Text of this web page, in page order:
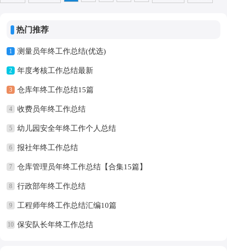
热门推荐
1 测量员年终工作总结(优选)
2 年度考核工作总结最新
3 仓库年终工作总结15篇
4 收费员年终工作总结
5 幼儿园安全年终工作个人总结
6 报社年终工作总结
7 仓库管理员年终工作总结【合集15篇】
8 行政部年终工作总结
9 工程师年终工作总结汇编10篇
10 保安队长年终工作总结